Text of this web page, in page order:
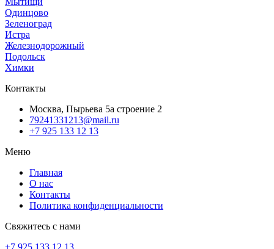
Одинцово
Зеленоград
Истра
Железнодорожный
Подольск
Химки
Контакты
Москва, Пырьева 5а строение 2
79241331213@mail.ru
+7 925 133 12 13
Меню
Главная
О нас
Контакты
Политика конфиденциальности
Свяжитесь с нами
+7 925 133 12 13